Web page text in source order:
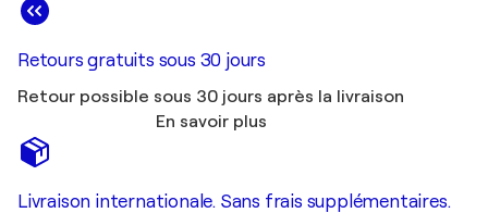
Retours gratuits sous 30 jours
Retour possible sous 30 jours après la livraison
En savoir plus
Livraison internationale. Sans frais supplémentaires.